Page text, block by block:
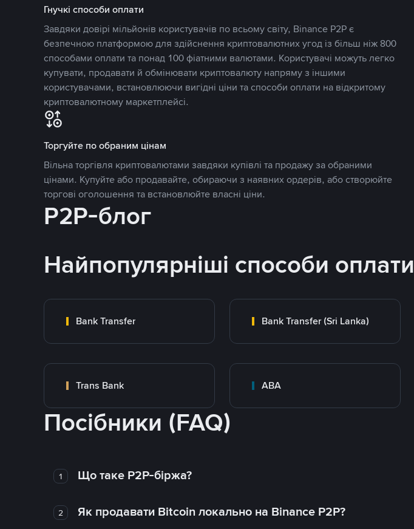
Гнучкі способи оплати
Завдяки довірі мільйонів користувачів по всьому світу, Binance P2P є
безпечною платформою для здійснення криптовалютних угод із більш ніж 800
способами оплати та понад 100 фіатними валютами. Користувачі можуть легко
купувати, продавати й обмінювати криптовалюту напряму з іншими
користувачами, встановлюючи вигідні ціни та способи оплати на відкритому
криптовалютному маркетплейсі.
Торгуйте по обраним цінам
Вільна торгівля криптовалютами завдяки купівлі та продажу за обраними
цінами. Купуйте або продавайте, обираючи з наявних ордерів, або створюйте
торгові оголошення та встановлюйте власні ціни.
P2P-блог
Найпопулярніші способи оплати
Bank Transfer Bank Transfer (Sri Lanka)
Trans Bank ABA
Посібники (FAQ)
1 Що таке P2P-біржа?
2 Як продавати Bitcoin локально на Binance P2P?